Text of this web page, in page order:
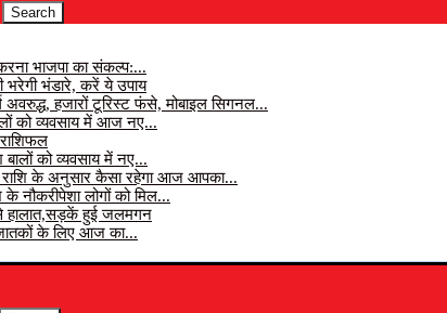
Search
भाजपा का संकल्प:...
भंडारे, करें ये उपाय
अवरुद्ध, हजारों टूरिस्ट फंसे, मोबाइल सिगनल...
को व्यवसाय में आज नए...
को व्यवसाय में नए...
के अनुसार कैसा रहेगा आज आपका...
लोगों को मिल...
हालात,सड़कें हुई जलमगन
के लिए आज का...